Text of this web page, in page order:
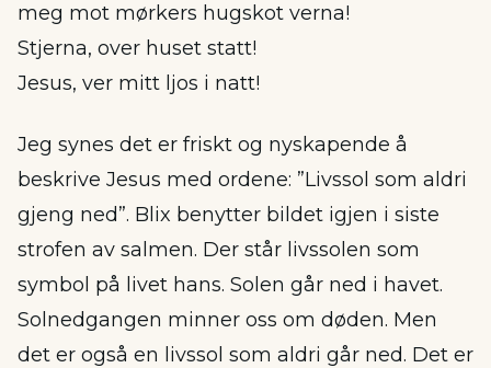
meg mot mørkers hugskot verna!
Stjerna, over huset statt!
Jesus, ver mitt ljos i natt!
Jeg synes det er friskt og nyskapende å
beskrive Jesus med ordene: ”Livssol som aldri
gjeng ned”. Blix benytter bildet igjen i siste
strofen av salmen. Der står livssolen som
symbol på livet hans. Solen går ned i havet.
Solnedgangen minner oss om døden. Men
det er også en livssol som aldri går ned. Det er